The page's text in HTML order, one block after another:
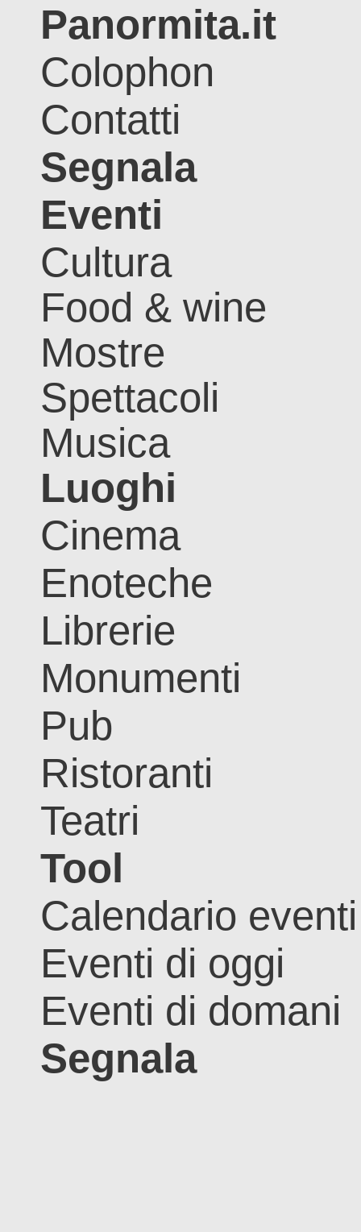
Panormita.it
Colophon
Contatti
Segnala
Eventi
Cultura
Food & wine
Mostre
Spettacoli
Musica
Luoghi
Cinema
Enoteche
Librerie
Monumenti
Pub
Ristoranti
Teatri
Tool
Calendario eventi
Eventi di oggi
Eventi di domani
Segnala